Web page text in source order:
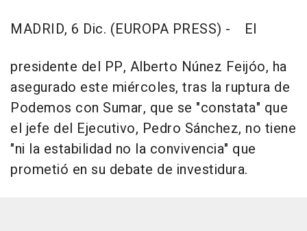
MADRID, 6 Dic. (EUROPA PRESS) -
El
presidente del PP, Alberto Núnez Feijóo, ha
asegurado este miércoles, tras la ruptura de
Podemos con Sumar, que se "constata" que
el jefe del Ejecutivo, Pedro Sánchez, no tiene
"ni la estabilidad no la convivencia" que
prometió en su debate de investidura.